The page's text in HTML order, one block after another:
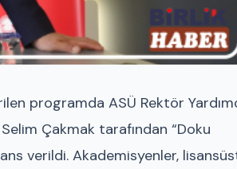
programda ASÜ Rektör
Çakmak tarafından “Doku
verildi. Akademisyenler,